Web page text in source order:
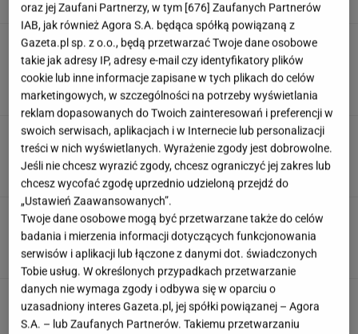
Huczne świętowanie, a potem
perturbacje. Polacy zapamiętają ten wyjazd na
długo
SUBSKRYPCJA
Śmierć Marii Zięby w "Na Wspólnej" to
ponury żart. Scenarzysta popłynął
ZUZANNA KWASEK
Sensacyjne odkrycie w Gdańsku. Pod "Misiem"
czekał historyczny skarb
Angelina Jolie pod presją. Brad Pitt domaga
się ujawnienia dokumentów
oraz jej Zaufani Partnerzy, w tym [676] Zaufanych Partnerów
IAB, jak również Agora S.A. będąca spółką powiązaną z
Gazeta.pl sp. z o.o., będą przetwarzać Twoje dane osobowe
takie jak adresy IP, adresy e-mail czy identyfikatory plików
cookie lub inne informacje zapisane w tych plikach do celów
marketingowych, w szczególności na potrzeby wyświetlania
reklam dopasowanych do Twoich zainteresowań i preferencji w
swoich serwisach, aplikacjach i w Internecie lub personalizacji
treści w nich wyświetlanych. Wyrażenie zgody jest dobrowolne.
Jeśli nie chcesz wyrazić zgody, chcesz ograniczyć jej zakres lub
chcesz wycofać zgodę uprzednio udzieloną przejdź do
„Ustawień Zaawansowanych”.
Twoje dane osobowe mogą być przetwarzane także do celów
badania i mierzenia informacji dotyczących funkcjonowania
serwisów i aplikacji lub łączone z danymi dot. świadczonych
Tobie usług. W określonych przypadkach przetwarzanie
danych nie wymaga zgody i odbywa się w oparciu o
uzasadniony interes Gazeta.pl, jej spółki powiązanej – Agora
S.A. – lub Zaufanych Partnerów. Takiemu przetwarzaniu